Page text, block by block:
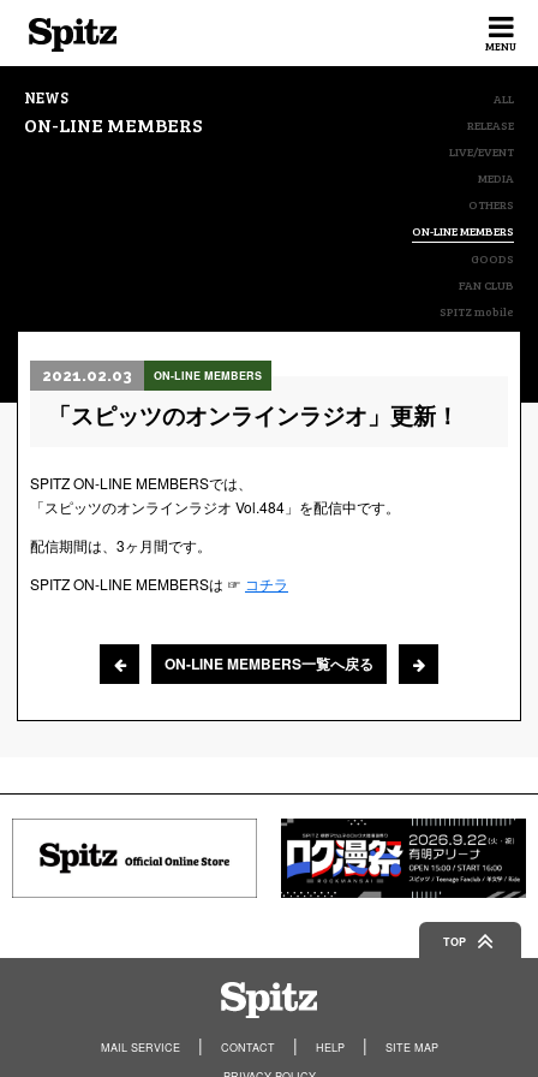
MENU
NEWS
ON-LINE MEMBERS
ALL
RELEASE
LIVE/EVENT
MEDIA
OTHERS
ON-LINE MEMBERS
GOODS
FAN CLUB
SPITZ mobile
2021.02.03 ON-LINE MEMBERS
「スピッツのオンラインラジオ」更新！
SPITZ ON-LINE MEMBERSでは、
「スピッツのオンラインラジオ Vol.484」を配信中です。
配信期間は、3ヶ月間です。
SPITZ ON-LINE MEMBERSは ☞ コチラ
ON-LINE MEMBERS一覧へ戻る
TOP
MAIL SERVICE CONTACT HELP
SITE MAP